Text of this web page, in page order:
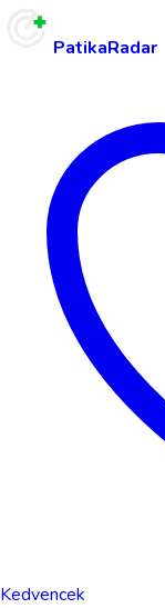
PatikaRadar
Kedvencek